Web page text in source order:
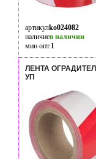
артикулko024082
наличиев наличии
мин опт.1
ЛЕНТА
УП